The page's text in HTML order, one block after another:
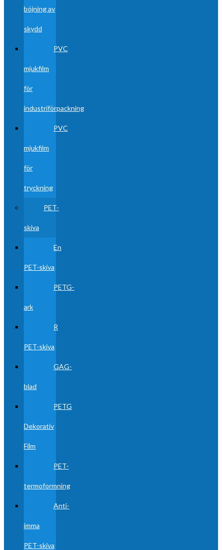
böjning av
skydd
PVC
mjukfilm
för
industriförpackning
PVC
mjukfilm
för
tryckning
PET-
skiva
En
PET-skiva
PETG-
ark
R
PET-skiva
GAG-
blad
PETG
Dekorativ
Film
PET-
termoformning
Anti-
imma
PET-skiva